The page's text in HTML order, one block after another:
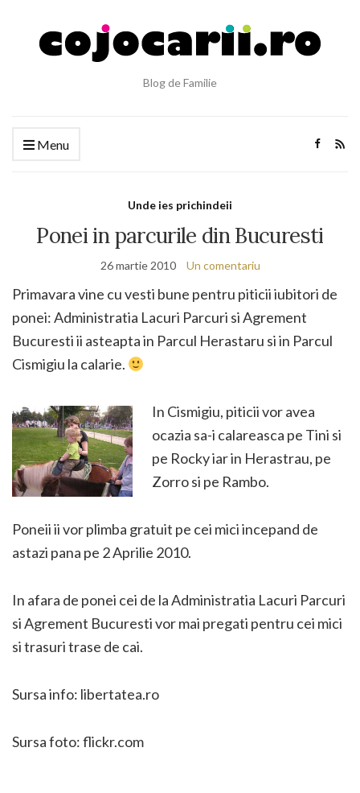
Blog de Familie
Menu
Unde ies prichindeii
Ponei in parcurile din Bucuresti
26 martie 2010 Un comentariu
Primavara vine cu vesti bune pentru piticii iubitori de
ponei: Administratia Lacuri Parcuri si Agrement
Bucuresti ii asteapta in Parcul Herastaru si in Parcul
Cismigiu la calarie.
In Cismigiu, piticii vor avea
ocazia sa-i calareasca pe Tini si
pe Rocky iar in Herastrau, pe
Zorro si pe Rambo.
Poneii ii vor plimba gratuit pe cei mici incepand de
astazi pana pe 2 Aprilie 2010.
In afara de ponei cei de la Administratia Lacuri Parcuri
si Agrement Bucuresti vor mai pregati pentru cei mici
si trasuri trase de cai.
Sursa info: libertatea.ro
Sursa foto: flickr.com